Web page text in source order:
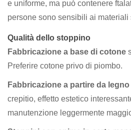
e uniforme, ma può contenere
persone sono sensibili ai materiali
Qualità dello stoppino
Fabbricazione a base di cotone
Preferire cotone privo di piombo.
Fabbricazione a partire da legno
crepitio, effetto estetico
manutenzione leggermente